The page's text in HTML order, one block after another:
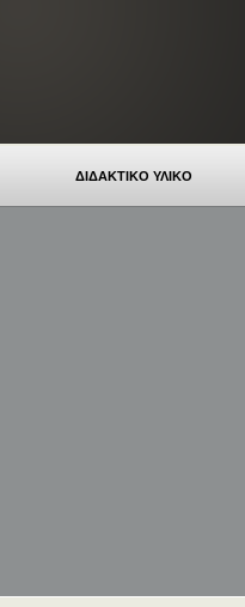
ΔΙΔΑΚΤΙΚΟ ΥΛΙΚΟ